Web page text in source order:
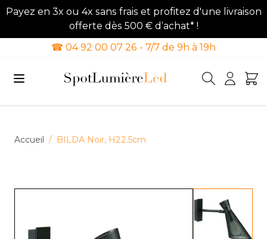
Payez en 3x ou 4x sans frais et profitez d'une livraison
offerte dès 500 € d’achat* !
☎ 04 92 00 07 26 - 7/7 de 9h à 19h
Accueil / BILDA Noir, H22.5cm